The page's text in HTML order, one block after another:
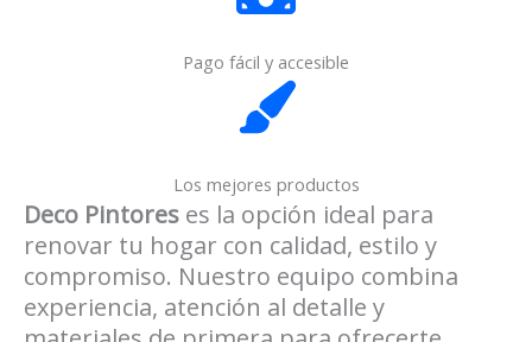
Pago fácil y accesible
Los mejores productos
Deco Pintores es la opción ideal para
renovar tu hogar con calidad, estilo y
compromiso. Nuestro equipo combina
experiencia, atención al detalle y